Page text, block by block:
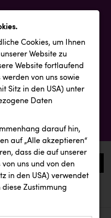
0
Cookies, um Ihnen
Website zu
Website fortlaufend
von uns sowie
Sitz in den USA) unter
Daten
darauf hin,
auf „Alle akzeptieren“
dass die auf unserer
uns und von den
in den USA) verwendet
Zustimmung